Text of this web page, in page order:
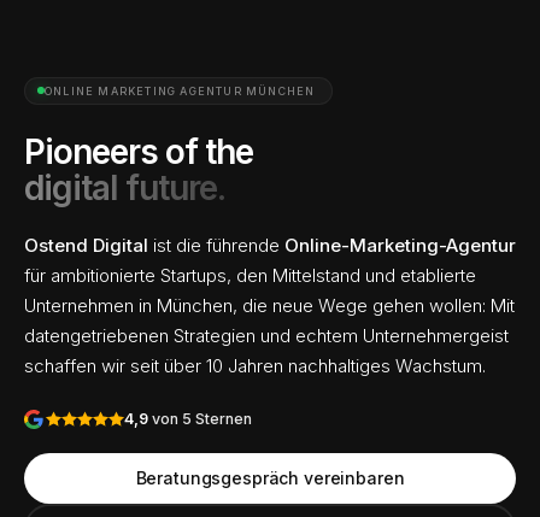
ONLINE MARKETING AGENTUR MÜNCHEN
Pioneers of the
digital future.
Ostend Digital ist die führende Online-Marketing-Agentur
für ambitionierte Startups, den Mittelstand und etablierte
Unternehmen in München, die neue Wege gehen wollen: Mit
datengetriebenen Strategien und echtem Unternehmergeist
schaffen wir seit über 10 Jahren nachhaltiges Wachstum.
4,9 von 5 Sternen
Beratungsgespräch vereinbaren